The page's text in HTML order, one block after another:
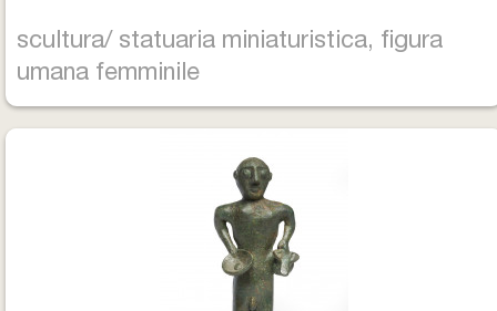
scultura/ statuaria miniaturistica, figura
umana femminile